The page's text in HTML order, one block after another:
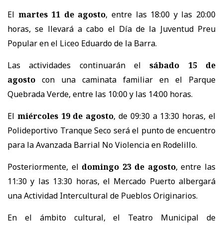
El martes 11 de agosto, entre las 18:00 y las 20:00
horas, se llevará a cabo el Día de la Juventud Preu
Popular en el Liceo Eduardo de la Barra.
Las actividades continuarán el
sábado 15 de
agosto con una caminata familiar en el Parque
Quebrada Verde, entre las 10:00 y las 14:00 horas.
El miércoles 19 de agosto, de 09:30 a 13:30 horas, el
Polideportivo Tranque Seco será el punto de encuentro
para la Avanzada Barrial No Violencia en Rodelillo.
Posteriormente, el domingo 23 de agosto, entre las
11:30 y las 13:30 horas, el Mercado Puerto albergará
una Actividad Intercultural de Pueblos Originarios.
En el ámbito cultural, el Teatro Municipal de